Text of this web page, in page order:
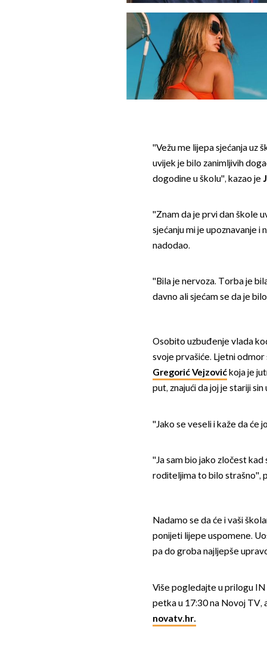
''Vežu me lijepa sjećanja uz
uvijek je bilo zanimljivih
dogodine u školu'', kazao je
''Znam da je prvi dan škole
sjećanju mi je upoznavanje i
nadodao.
''Bila je nervoza. Torba je
davno ali sjećam se da je
Osobito uzbuđenje vlada
svoje prvašiće. Ljetni
Gregorić Vejzovićkoja je
put, znajući da joj je stariji sin
''Jako se veseli i kaže da će
''Ja sam bio jako zločest
roditeljima to bilo strašno'',
Nadamo se da će i vaši
ponijeti lijepe uspomene.
pa do groba najljepše
Više pogledajte u prilogu
petka u 17:30 na Novoj
novatv.hr.